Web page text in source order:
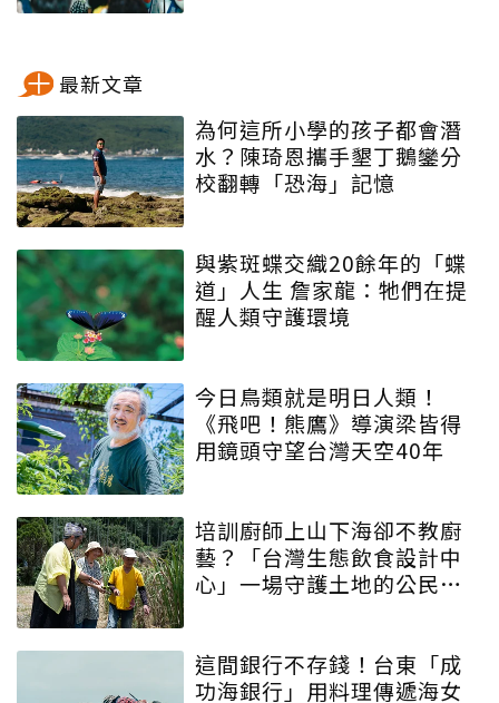
最新文章
為何這所小學的孩子都會潛
水？陳琦恩攜手墾丁鵝鑾分
校翻轉「恐海」記憶
與紫斑蝶交織20餘年的「蝶
道」人生 詹家龍：牠們在提
醒人類守護環境
今日鳥類就是明日人類！
《飛吧！熊鷹》導演梁皆得
用鏡頭守望台灣天空40年
培訓廚師上山下海卻不教廚
藝？「台灣生態飲食設計中
心」一場守護土地的公民運
這間銀行不存錢！台東「成
功海銀行」用料理傳遞海女